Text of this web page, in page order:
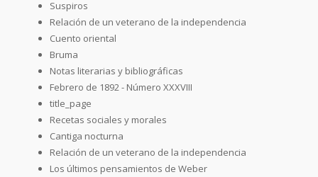
Suspiros
Relación de un veterano de la independencia
Cuento oriental
Bruma
Notas literarias y bibliográficas
Febrero de 1892 - Número XXXVIII
title_page
Recetas sociales y morales
Cantiga nocturna
Relación de un veterano de la independencia
Los últimos pensamientos de Weber